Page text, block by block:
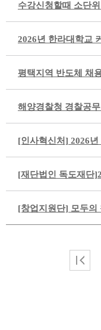
수강신청할때 소단
2026년 한라대학교
평택지역 반도체 채
해양경찰청 경찰공
[인사혁신처] 2026
[재단법인 독도재단
[창업지원단] 모두의